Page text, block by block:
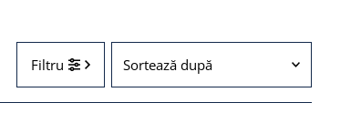
Filtru
după
Recomandat